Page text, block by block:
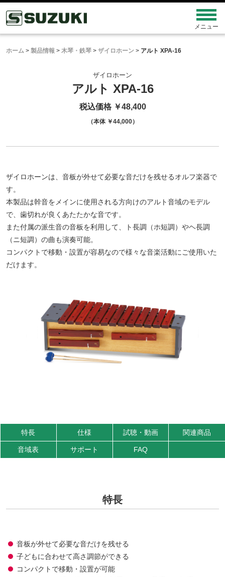
ホーム > 製品情報 > 木琴・鉄琴 > ザイロホーン > アルト XPA-16
ザイロホーン
アルト XPA-16
税込価格 ￥48,400
（本体 ￥44,000）
ザイロホーンは、音板が外せて必要な音だけを残せるオルフ楽器で
す。
本製品は幹音をメインに使用される方向けのアルト音域のモデル
で、歯切れが良くあたたかな音です。
また付属の派生音の音板を利用して、ト長調（ホ短調）やヘ長調
（ニ短調）の曲も演奏可能。
コンパクトで移動・設置が容易なので様々な音楽活動にご使用いた
だけます。
特長 仕様 試聴・動画 関連商品
音域表 サポート FAQ
特長
音板が外せて必要な音だけを残せる
子どもに合わせて高さ調節ができる
コンパクトで移動・設置が可能